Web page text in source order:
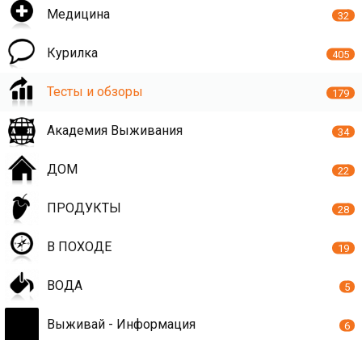
Медицина 32
Курилка 405
Тесты и обзоры 179
Академия Выживания 34
ДОМ 22
ПРОДУКТЫ 28
В ПОХОДЕ 19
ВОДА 5
Выживай - Информация 6